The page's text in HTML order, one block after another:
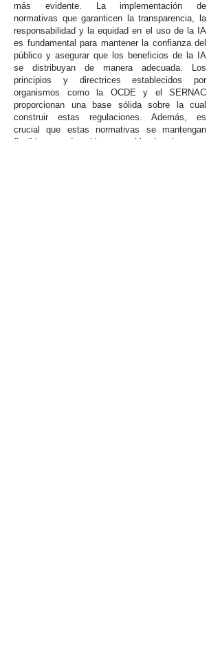
más evidente. La implementación de
normativas que garanticen la transparencia, la
responsabilidad y la equidad en el uso de la IA
es fundamental para mantener la confianza del
público y asegurar que los beneficios de la IA
se distribuyan de manera adecuada. Los
principios y directrices establecidos por
organismos como la OCDE y el SERNAC
proporcionan una base sólida sobre la cual
construir estas regulaciones. Además, es
crucial que estas normativas se mantengan
flexibles y adaptables, permitiendo ajustes y